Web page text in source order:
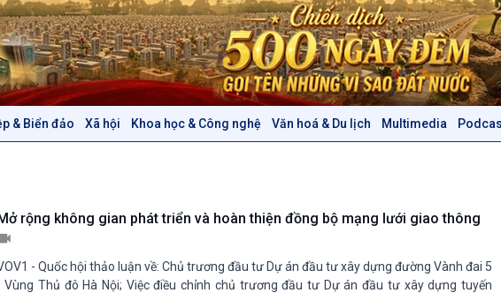
& Biển đảo Xã hội Khoa học & Công nghệ Văn hoá & Du lịch Multimedia
Quốc hội với cử tri
Đảng trong cuộc sống
Nhận diện sự thật
Hồ sơ sự kiện quốc tế
Biên cương - Một dải vững
bền
Trước giờ
Dòng chảy
Sức sống
Khởi nghiệp
Tuyên chiến
rộng không gian phát triển và hoàn thiện đồng bộ mạng lưới giao thông
- Quốc hội thảo luận về: Chủ trương đầu tư Dự án đầu tư xây dựng đường Vành đai 5
Vùng Thủ đô Hà Nội; Việc điều chỉnh chủ trương đầu tư Dự án đầu tư xây dựng tuyến